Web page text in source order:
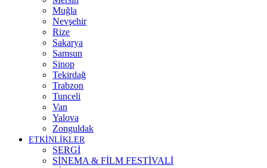
Muğla
Nevşehir
Rize
Sakarya
Samsun
Sinop
Tekirdağ
Trabzon
Tunceli
Van
Yalova
Zonguldak
ETKİNLİKLER
SERGİ
SİNEMA & FİLM FESTİVALİ